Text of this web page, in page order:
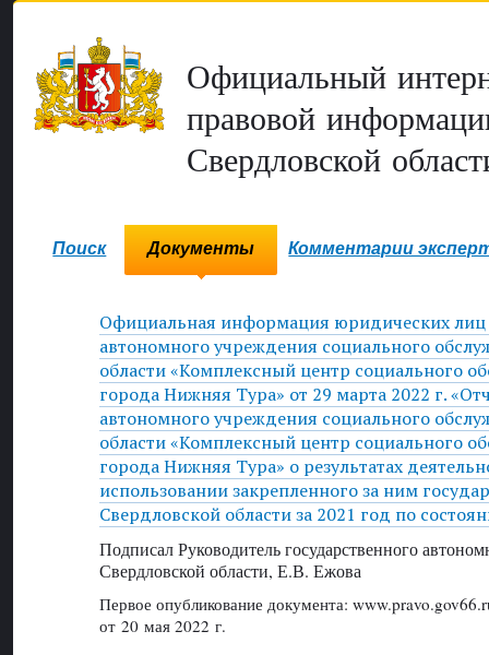
Официальный
правовой
Свердловской
Поиск Документы Комментарии
Официальная информация юридических лиц
автономного учреждения социального
области «Комплексный центр социального
города Нижняя Тура» от 29 марта 2022 г.
автономного учреждения социального
области «Комплексный центр социального
города Нижняя Тура» о результатах
использовании закрепленного за ним
Свердловской области за 2021 год по
Подписал Руководитель государственного
Свердловской области, Е.В. Ежова
Первое опубликование документа:
от 20 мая 2022 г.